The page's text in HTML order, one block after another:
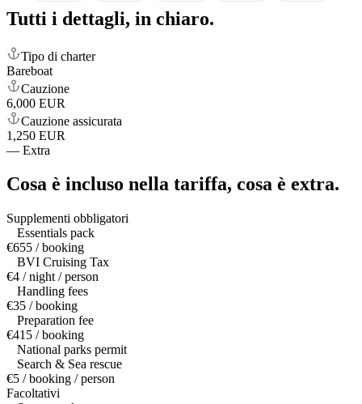
Tutti i dettagli, in chiaro.
Tipo di charter
Bareboat
Cauzione
6,000 EUR
Cauzione assicurata
1,250 EUR
— Extra
Cosa è incluso nella tariffa, cosa è extra.
Supplementi obbligatori
Essentials pack
€655 / booking
BVI Cruising Tax
€4 / night / person
Handling fees
€35 / booking
Preparation fee
€415 / booking
National parks permit
Search & Sea rescue
€5 / booking / person
Facoltativi